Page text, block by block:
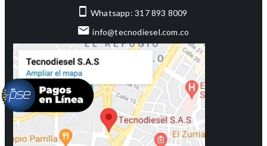
Whatsapp: 317 893 8009
info@tecnodiesel.com.co